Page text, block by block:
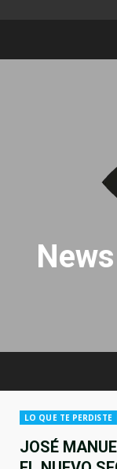
LO QUE TE PERDISTE
JOSÉ